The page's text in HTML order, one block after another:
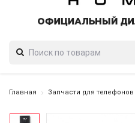
Главная Запчасти для телефонов